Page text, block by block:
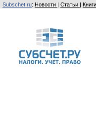
Subschet.ru: Новости | Статьи |